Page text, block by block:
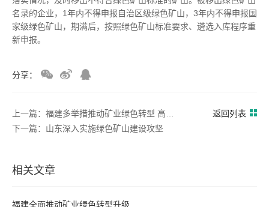
名录的企业，1年内不得申报自治区级绿色矿山，3年内不得申报国
家级绿色矿山，期满后，按照绿色矿山标准要求、遴选入库程序重
新申报。
分享：
返回列表
下一篇：山东深入实施绿色矿山建设攻坚
相关文章
福建全面推动矿业绿色转型升级